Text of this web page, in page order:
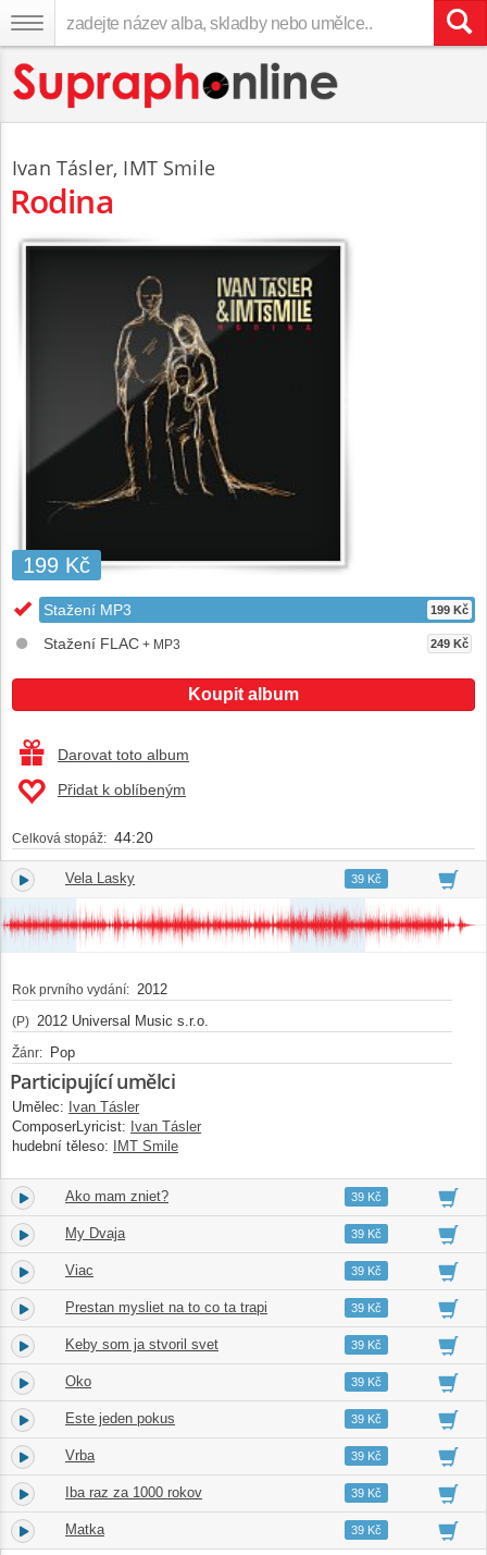
Ivan Tásler, IMT Smile
Rodina
199 Kč
Stažení MP3 199 Kč
Stažení FLAC + MP3 249 Kč
Koupit album
Darovat toto album
Přidat k oblíbeným
Celková stopáž: 44:20
1. Vela Lasky 03:1339 Kč
Rok prvního vydání: 2012
(P) 2012 Universal Music s.r.o.
Žánr: Pop
Participující umělci
Umělec: Ivan Tásler
ComposerLyricist: Ivan Tásler
hudební těleso: IMT Smile
2. Ako mam zniet? 02:3739 Kč
3. My Dvaja 03:4739 Kč
4. Viac 05:0739 Kč
5. Prestan mysliet na to co ta trapi 03:0639 Kč
6. Keby som ja stvoril svet 05:3139 Kč
7. Oko 04:0839 Kč
8. Este jeden pokus 04:1539 Kč
9. Vrba 03:2739 Kč
10. Iba raz za 1000 rokov 05:0239 Kč
11. Matka 04:0739 Kč